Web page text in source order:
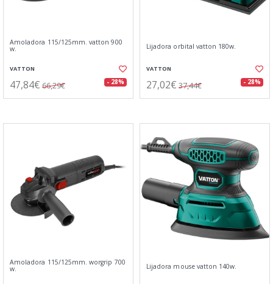
Amoladora 115/125mm. vatton 900
w.
VATTON
47,84€ 66,29€ - 28%
Lijadora orbital vatton 180w.
VATTON
27,02€ 37,44€ - 28%
Amoladora 115/125mm. worgrip 700
w. Lijadora mouse vatton 140w.